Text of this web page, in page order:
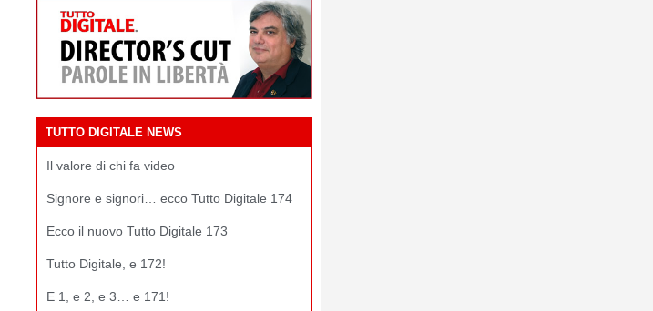
TUTTO DIGITALE NEWS
Il valore di chi fa video
Signore e signori… ecco Tutto Digitale 174
Ecco il nuovo Tutto Digitale 173
Tutto Digitale, e 172!
E 1, e 2, e 3… e 171!